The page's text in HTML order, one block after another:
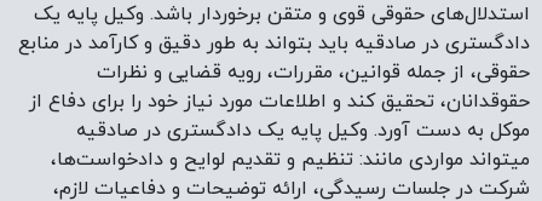
وکیل دیوان عدالت اداری در صادقیه، در واقع حافظ حقوق موکل
در برابر ظلم و تجاوز احتمالی از جانب نهادهای دولتی است. وکیل
دیوان عدالت اداری در صادقیه موظف است در تمام مراحل
رسیدگی به پرونده، از جمله دریافت اخطاریه‌ها، حضور در جلسات
و پیگیری امور مربوط به پرونده، نهایت تلاش خود را به کار گیرد.
وکیل دیوان عدالت اداری در صادقیه با پیگیری امور پرونده، بار
روانی و استرس ناشی از آن را از دوش موکل برمی‌دارد.